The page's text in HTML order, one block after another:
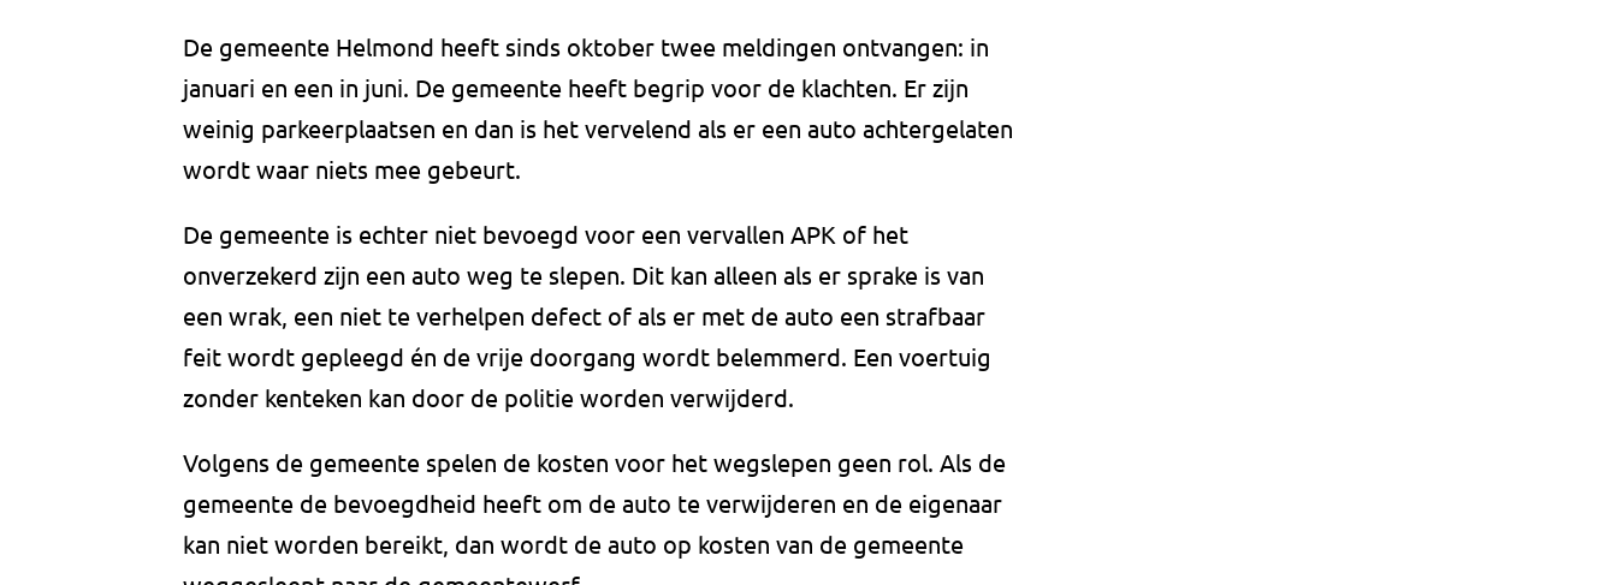
De gemeente Helmond heeft sinds oktober twee meldingen ontvangen: in
januari en een in juni. De gemeente heeft begrip voor de klachten. Er zijn
weinig parkeerplaatsen en dan is het vervelend als er een auto achtergelaten
wordt waar niets mee gebeurt.
De gemeente is echter niet bevoegd voor een vervallen APK of het
onverzekerd zijn een auto weg te slepen. Dit kan alleen als er sprake is van
een wrak, een niet te verhelpen defect of als er met de auto een strafbaar
feit wordt gepleegd én de vrije doorgang wordt belemmerd. Een voertuig
zonder kenteken kan door de politie worden verwijderd.
Volgens de gemeente spelen de kosten voor het wegslepen geen rol. Als de
gemeente de bevoegdheid heeft om de auto te verwijderen en de eigenaar
kan niet worden bereikt, dan wordt de auto op kosten van de gemeente